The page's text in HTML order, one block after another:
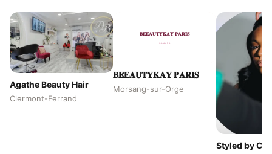
Agathe Beauty Hair
Clermont-Ferrand
𝐁𝐄𝐄𝐀𝐔𝐓𝐘𝐊𝐀𝐘 𝐏𝐀𝐑𝐈𝐒
Morsang-sur-Orge
Styled by